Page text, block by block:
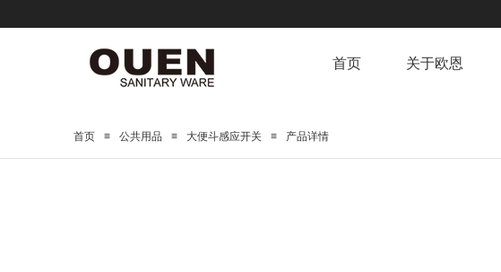
首页 关于欧恩
首页 ≡ 公共用品 ≡ 大便斗感应开关 ≡ 产品详情